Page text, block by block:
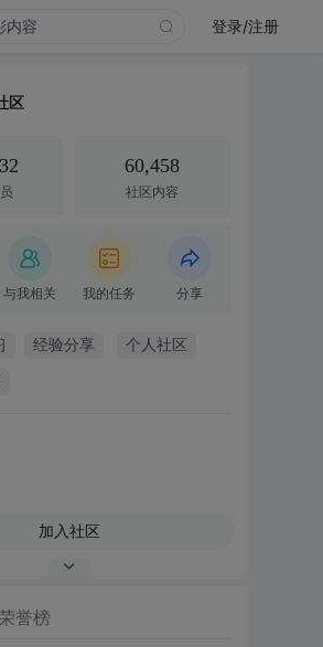
登录/注册
区
60,458
社区内容
与我相关 我的任务 分享
经验分享 个人社区
加入社区
誉榜